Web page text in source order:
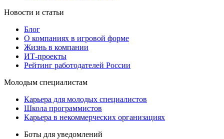
Новости и статьи
Блог
О компаниях в игровой форме
Жизнь в компании
ИТ-проекты
Рейтинг работодателей России
Молодым специалистам
Карьера для молодых специалистов
Школа программистов
Карьера в некоммерческих организациях
Боты для уведомлений